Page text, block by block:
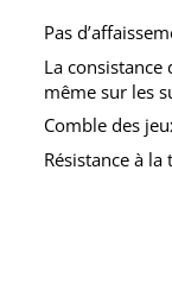
Pas
La consistance
même sur les
Comble des
Résistance à